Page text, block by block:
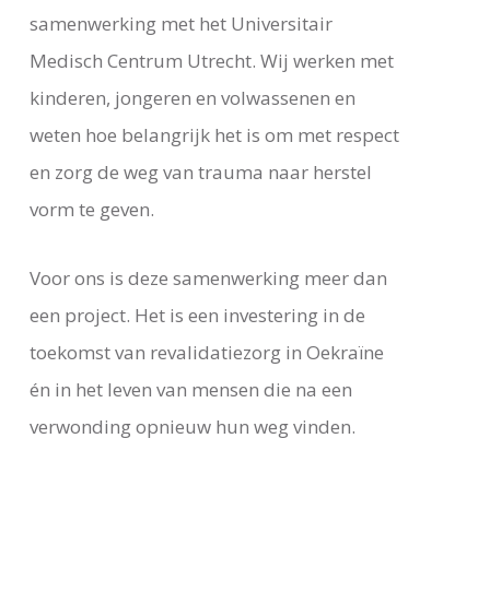
samenwerking met het Universitair
Medisch Centrum Utrecht. Wij werken met
kinderen, jongeren en volwassenen en
weten hoe belangrijk het is om met respect
en zorg de weg van trauma naar herstel
vorm te geven.
Voor ons is deze samenwerking meer dan
een project. Het is een investering in de
toekomst van revalidatiezorg in Oekraïne
én in het leven van mensen die na een
verwonding opnieuw hun weg vinden.